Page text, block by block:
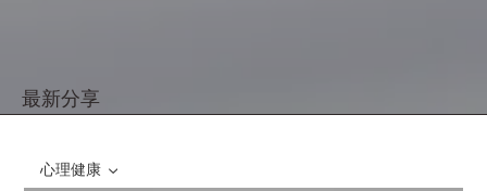
最新分享
心理健康